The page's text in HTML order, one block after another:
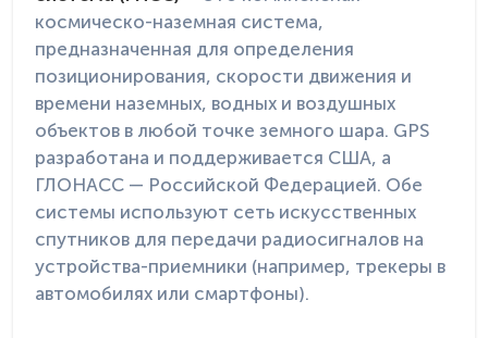
космическо-наземная система,
предназначенная для определения
позиционирования, скорости движения и
времени наземных, водных и воздушных
объектов в любой точке земного шара. GPS
разработана и поддерживается США, а
ГЛОНАСС — Российской Федерацией. Обе
системы используют сеть искусственных
спутников для передачи радиосигналов на
устройства-приемники (например, трекеры в
автомобилях или смартфоны).